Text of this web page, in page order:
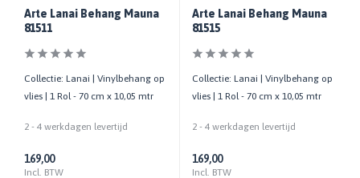
Arte Lanai Behang Mauna
81511
Collectie: Lanai | Vinylbehang op
vlies | 1 Rol - 70 cm x 10,05 mtr
2 - 4 werkdagen levertijd
169,00
Incl. BTW
Arte Lanai Behang Mauna
81515
Collectie: Lanai | Vinylbehang op
vlies | 1 Rol - 70 cm x 10,05 mtr
2 - 4 werkdagen levertijd
169,00
Incl. BTW